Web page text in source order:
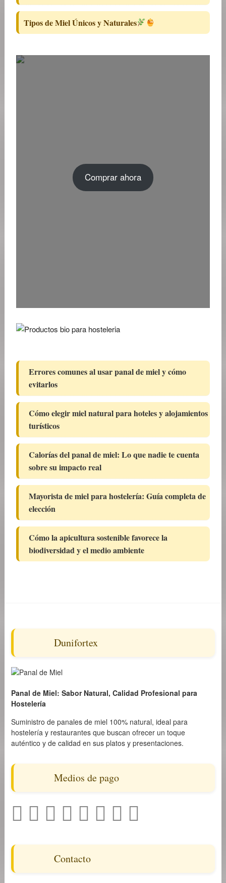
Tipos de Miel Únicos y Naturales
Comprar ahora
Errores comunes al usar panal de miel y cómo
evitarlos
Cómo elegir miel natural para hoteles y alojamientos
turísticos
Calorías del panal de miel: Lo que nadie te cuenta
sobre su impacto real
Mayorista de miel para hostelería: Guía completa de
elección
Cómo la apicultura sostenible favorece la
biodiversidad y el medio ambiente
Dunifortex
Panal de Miel: Sabor Natural, Calidad Profesional para
Hostelería
Suministro de panales de miel 100% natural, ideal para
hostelería y restaurantes que buscan ofrecer un toque
auténtico y de calidad en sus platos y presentaciones.
Medios de pago
Contacto